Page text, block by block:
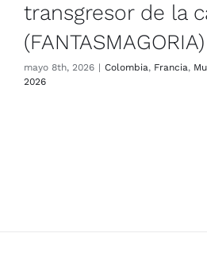
transgresor de la
(FANTASMAGORIA)
mayo 8th, 2026 | Colombia, Francia,
2026